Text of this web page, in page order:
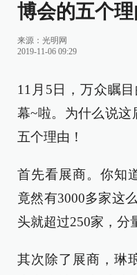
博会的五个
来源： 光明网
2019-11-06 09:29
11月5日，万众瞩
幕~啦。为什么说
五个理由！
首先看展商。你知
竟然有3000多家这
头就超过250家，分
其次除了展商，琳